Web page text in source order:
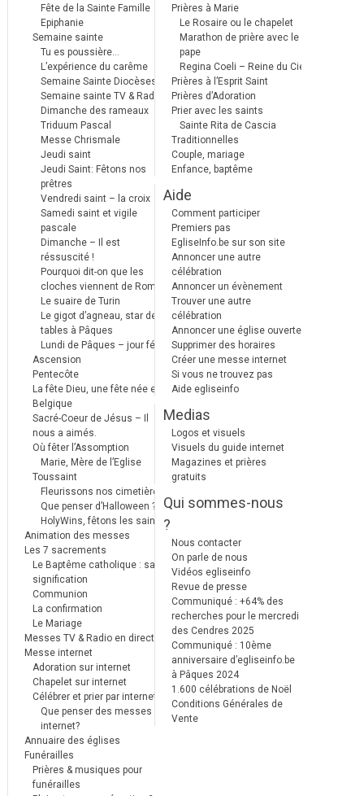
Fête de la Sainte Famille
Epiphanie
Semaine sainte
Tu es poussière…
L’expérience du carême
Semaine Sainte Diocèses
Semaine sainte TV & Radio
Dimanche des rameaux
Triduum Pascal
Messe Chrismale
Jeudi saint
Jeudi Saint: Fêtons nos
prêtres
Vendredi saint – la croix
Samedi saint et vigile
pascale
Dimanche – Il est
réssuscité !
Pourquoi dit-on que les
cloches viennent de Rome ?
Le suaire de Turin
Le gigot d’agneau, star des
tables à Pâques
Lundi de Pâques – jour férié
Ascension
Pentecôte
La fête Dieu, une fête née en
Belgique
Sacré-Coeur de Jésus – Il
nous a aimés.
Où fêter l’Assomption
Marie, Mère de l’Eglise
Toussaint
Fleurissons nos cimetières
Que penser d’Halloween ?
HolyWins, fêtons les saints !
Animation des messes
Les 7 sacrements
Le Baptême catholique : sa
signification
Communion
La confirmation
Le Mariage
Messes TV & Radio en direct
Messe internet
Adoration sur internet
Chapelet sur internet
Célébrer et prier par internet
Que penser des messes
internet?
Annuaire des églises
Funérailles
Prières & musiques pour
funérailles
Prières à Marie
Le Rosaire ou le chapelet
Marathon de prière avec le
pape
Regina Coeli – Reine du Ciel
Prières à l’Esprit Saint
Prières d’Adoration
Prier avec les saints
Sainte Rita de Cascia
Traditionnelles
Couple, mariage
Enfance, baptême
Aide
Comment participer
Premiers pas
EgliseInfo.be sur son site
Annoncer une autre
célébration
Annoncer un évènement
Trouver une autre
célébration
Annoncer une église ouverte
Supprimer des horaires
Créer une messe internet
Si vous ne trouvez pas
Aide egliseinfo
Medias
Logos et visuels
Visuels du guide internet
Magazines et prières
gratuits
Qui sommes-nous
?
Nous contacter
On parle de nous
Vidéos egliseinfo
Revue de presse
Communiqué : +64% des
recherches pour le mercredi
des Cendres 2025
Communiqué : 10ème
anniversaire d’egliseinfo.be
à Pâques 2024
1.600 célébrations de Noël
Conditions Générales de
Vente